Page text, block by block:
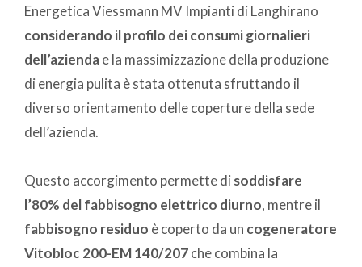
Energetica Viessmann MV Impianti di Langhirano
considerando il profilo dei consumi giornalieri
dell’aziendae la massimizzazione della produzione
di energia pulita è stata ottenuta sfruttando il
diverso orientamento delle coperture della sede
dell’azienda.
Questo accorgimento permette di soddisfare
l’80% del fabbisogno elettrico diurno, mentre il
fabbisogno residuo è coperto da un cogeneratore
Vitobloc 200-EM 140/207che combina la